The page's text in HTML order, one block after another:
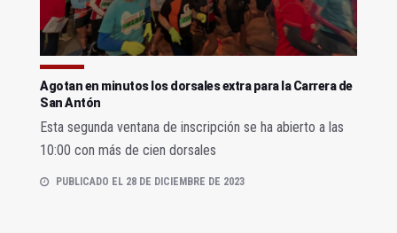
Agotan en minutos los dorsales extra para la Carrera de
San Antón
Esta segunda ventana de inscripción se ha abierto a las
10:00 con más de cien dorsales
PUBLICADO EL 28 DE DICIEMBRE DE 2023